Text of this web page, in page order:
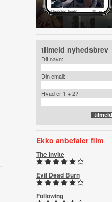
tilmeld nyhedsbrev
Dit navn:
Din email:
Hvad er 1 + 2?
Ekko anbefaler film
The Invite
Evil Dead Burn
Following